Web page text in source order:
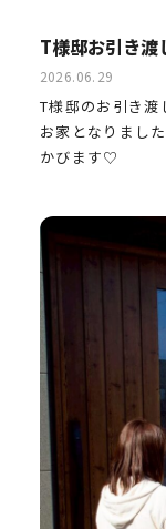
T様邸お引き渡
2026.06.29
T様邸のお引き渡
お家となりまし
かびます♡